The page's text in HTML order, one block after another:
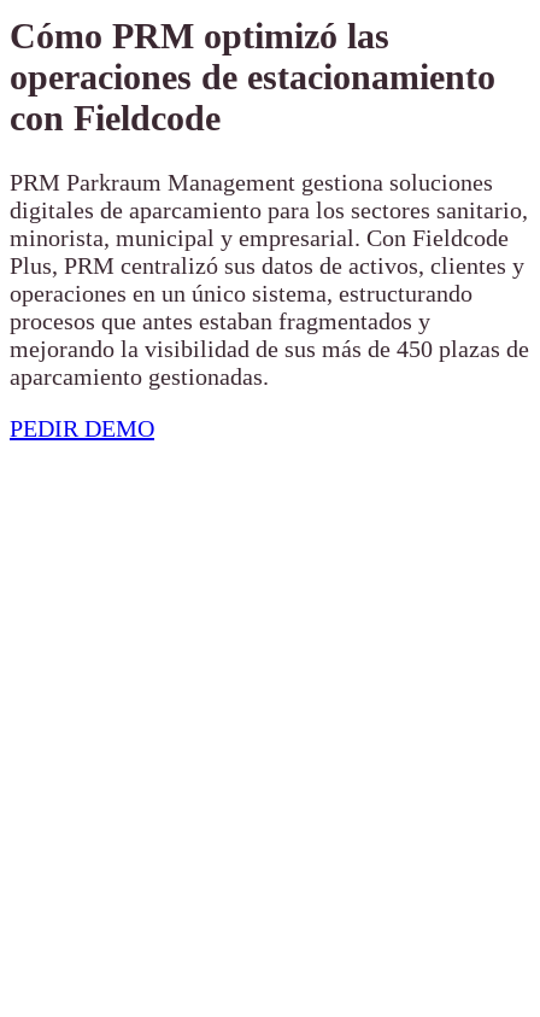
Cómo PRM optimizó las
operaciones de estacionamiento
con Fieldcode
PRM Parkraum Management gestiona soluciones
digitales de aparcamiento para los sectores sanitario,
minorista, municipal y empresarial. Con Fieldcode
Plus, PRM centralizó sus datos de activos, clientes y
operaciones en un único sistema, estructurando
procesos que antes estaban fragmentados y
mejorando la visibilidad de sus más de 450 plazas de
aparcamiento gestionadas.
PEDIR DEMO